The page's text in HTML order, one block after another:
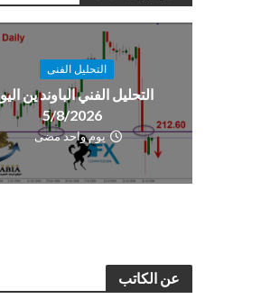
التحليل الفنى
التحليل الفني الباوند ين
5/8/2026
يوم واحد مضى
عن الكاتب